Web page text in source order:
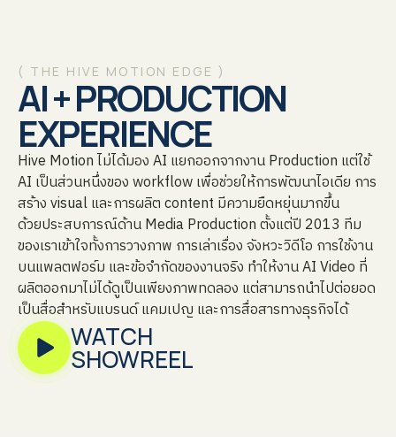
( THE HIVE MOTION EDGE )
AI + PRODUCTION
EXPERIENCE
Hive Motion ไม่ได้มอง AI แยกออกจากงาน Production แต่ใช้
AI เป็นส่วนหนึ่งของ workflow เพื่อช่วยให้การพัฒนาไอเดีย การ
สร้าง visual และการผลิต content มีความยืดหยุ่นมากขึ้น
ด้วยประสบการณ์ด้าน Media Production ตั้งแต่ปี 2013 ทีม
ของเราเข้าใจทั้งการวางภาพ การเล่าเรื่อง จังหวะวิดีโอ การใช้งาน
บนแพลตฟอร์ม และข้อจำกัดของงานจริง ทำให้งาน AI Video ที่
ผลิตออกมาไม่ได้ดูเป็นเพียงภาพทดลอง แต่สามารถนำไปต่อยอด
เป็นสื่อสำหรับแบรนด์ แคมเปญ และการสื่อสารทางธุรกิจได้
WATCH
SHOWREEL